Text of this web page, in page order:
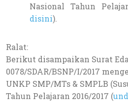
Nasional Tahun
disini).
Ralat:
Berikut disampaikan Surat
0078/SDAR/BSNP/I/2017
UNKP SMP/MTs & SMPLB
Tahun Pelajaran 2016/2017 (